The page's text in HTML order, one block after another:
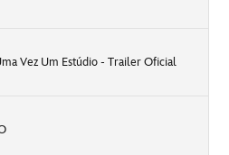
Vez Um Estúdio - Trailer Oficial